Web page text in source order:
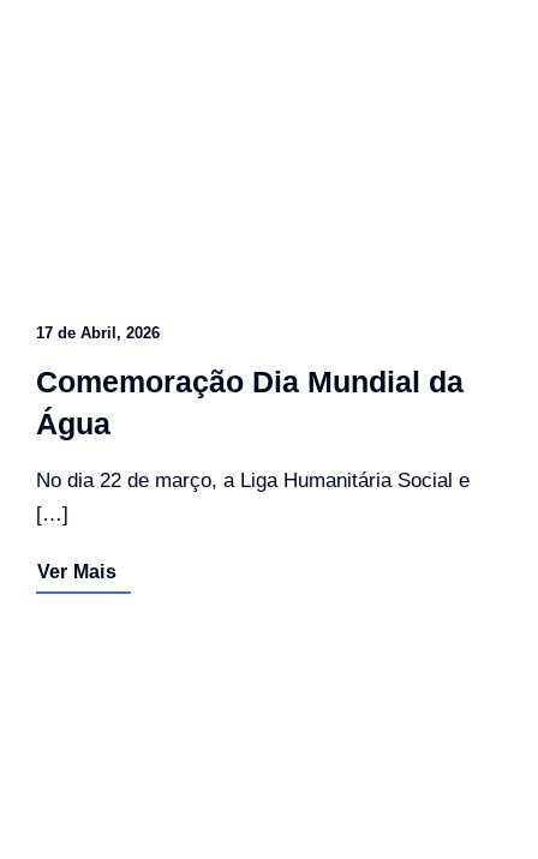
17 de Abril, 2026
Comemoração Dia Mundial da
Água
No dia 22 de março, a Liga Humanitária Social e
[…]
Ver Mais